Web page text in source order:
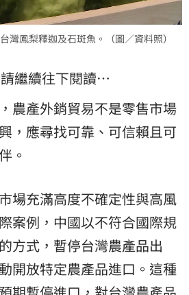
灣鳳梨釋迦及石斑魚。（圖／資料照）
繼續往下閱讀…
農產外銷貿易不是零售市場
，應尋找可靠、可信賴且可
。
場充滿高度不確定性與高風
案例，中國以不符合國際規
方式，暫停台灣農產品出
開放特定農產品進口。這種